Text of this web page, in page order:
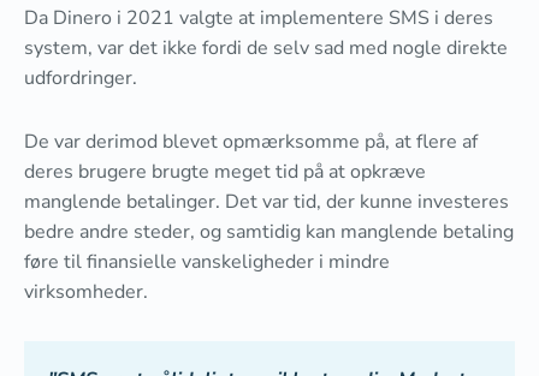
Da Dinero i 2021 valgte at implementere SMS i deres
system, var det ikke fordi de selv sad med nogle direkte
udfordringer.
De var derimod blevet opmærksomme på, at flere af
deres brugere brugte meget tid på at opkræve
manglende betalinger. Det var tid, der kunne investeres
bedre andre steder, og samtidig kan manglende betaling
føre til finansielle vanskeligheder i mindre
virksomheder.